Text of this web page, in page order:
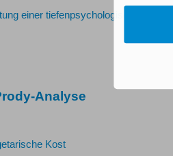
einer tiefenpsychologisch
Analyse
Kost